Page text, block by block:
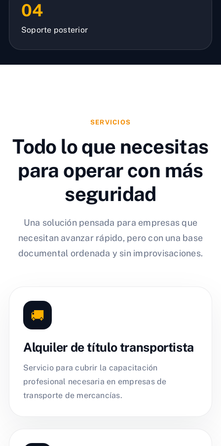
04
Soporte posterior
SERVICIOS
Todo lo que necesitas
para operar con más
seguridad
Una solución pensada para empresas que
necesitan avanzar rápido, pero con una base
documental ordenada y sin improvisaciones.
🚚
Alquiler de título transportista
Servicio para cubrir la capacitación
profesional necesaria en empresas de
transporte de mercancías.